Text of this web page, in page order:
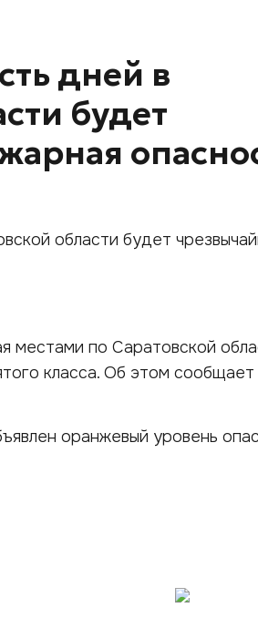
дней в
будет
местами по Саратовской
класса. Об этом сообщает
оранжевый уровень